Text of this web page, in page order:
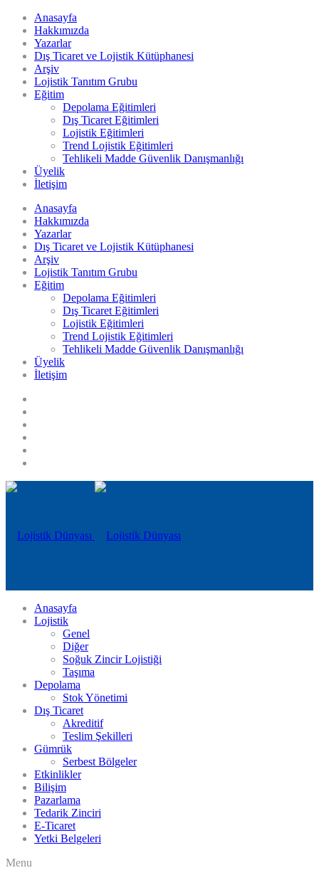
Anasayfa
Hakkımızda
Yazarlar
Dış Ticaret ve Lojistik Kütüphanesi
Arşiv
Lojistik Tanıtım Grubu
Eğitim
Depolama Eğitimleri
Dış Ticaret Eğitimleri
Lojistik Eğitimleri
Trend Lojistik Eğitimleri
Tehlikeli Madde Güvenlik Danışmanlığı
Üyelik
İletişim
Anasayfa
Hakkımızda
Yazarlar
Dış Ticaret ve Lojistik Kütüphanesi
Arşiv
Lojistik Tanıtım Grubu
Eğitim
Depolama Eğitimleri
Dış Ticaret Eğitimleri
Lojistik Eğitimleri
Trend Lojistik Eğitimleri
Tehlikeli Madde Güvenlik Danışmanlığı
Üyelik
İletişim
Anasayfa
Lojistik
Genel
Diğer
Soğuk Zincir Lojistiği
Taşıma
Depolama
Stok Yönetimi
Dış Ticaret
Akreditif
Teslim Şekilleri
Gümrük
Serbest Bölgeler
Etkinlikler
Bilişim
Pazarlama
Tedarik Zinciri
E-Ticaret
Yetki Belgeleri
Menu